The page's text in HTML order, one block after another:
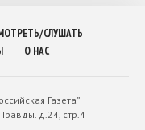
СЛУШАТЬ
О НАС
Газета”
д.24, стр.4